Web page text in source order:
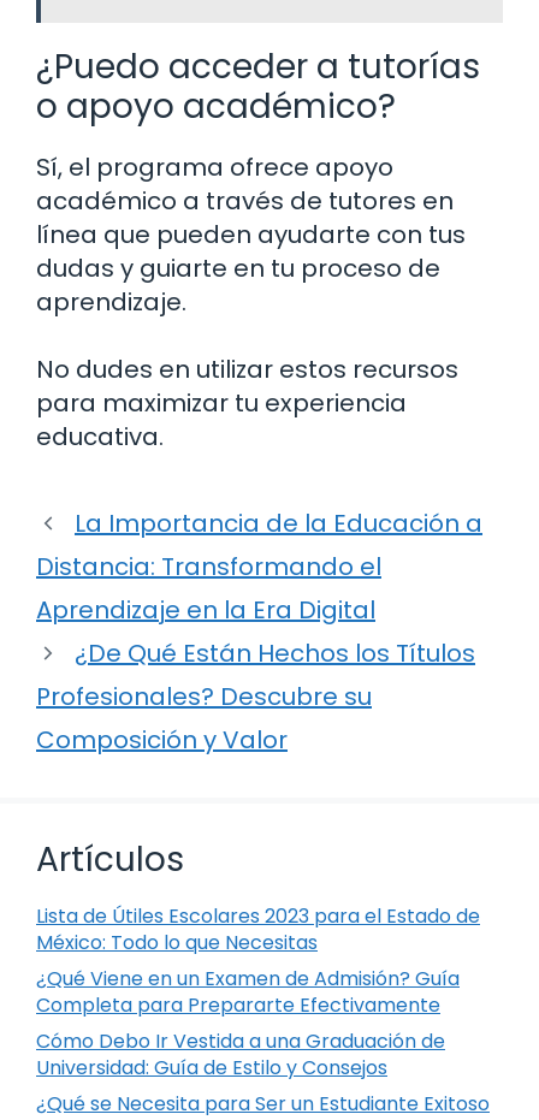
¿Puedo acceder a tutorías
o apoyo académico?
Sí, el programa ofrece apoyo
académico a través de tutores en
línea que pueden ayudarte con tus
dudas y guiarte en tu proceso de
aprendizaje.
No dudes en utilizar estos recursos
para maximizar tu experiencia
educativa.
La Importancia de la Educación a
Distancia: Transformando el
Aprendizaje en la Era Digital
¿De Qué Están Hechos los Títulos
Profesionales? Descubre su
Composición y Valor
Artículos
Lista de Útiles Escolares 2023 para el Estado de
México: Todo lo que Necesitas
¿Qué Viene en un Examen de Admisión? Guía
Completa para Prepararte Efectivamente
Cómo Debo Ir Vestida a una Graduación de
Universidad: Guía de Estilo y Consejos
¿Qué se Necesita para Ser un Estudiante Exitoso